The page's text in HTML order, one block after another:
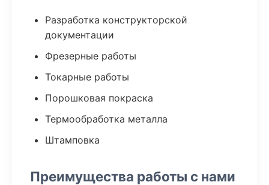
Разработка конструкторской
документации
Фрезерные работы
Токарные работы
Порошковая покраска
Термообработка металла
Штамповка
Преимущества работы с нами